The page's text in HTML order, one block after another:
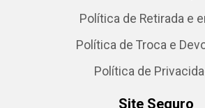
Política de Retirada e
Política de Troca e
Política de
Site Seguro